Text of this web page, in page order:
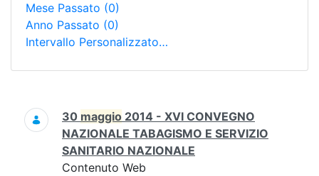
Mese Passato (0)
Anno Passato (0)
Intervallo Personalizzato…
Ricerca
30 maggio 2014 - XVI CONVEGNO
NAZIONALE TABAGISMO E SERVIZIO
SANITARIO NAZIONALE
Contenuto Web